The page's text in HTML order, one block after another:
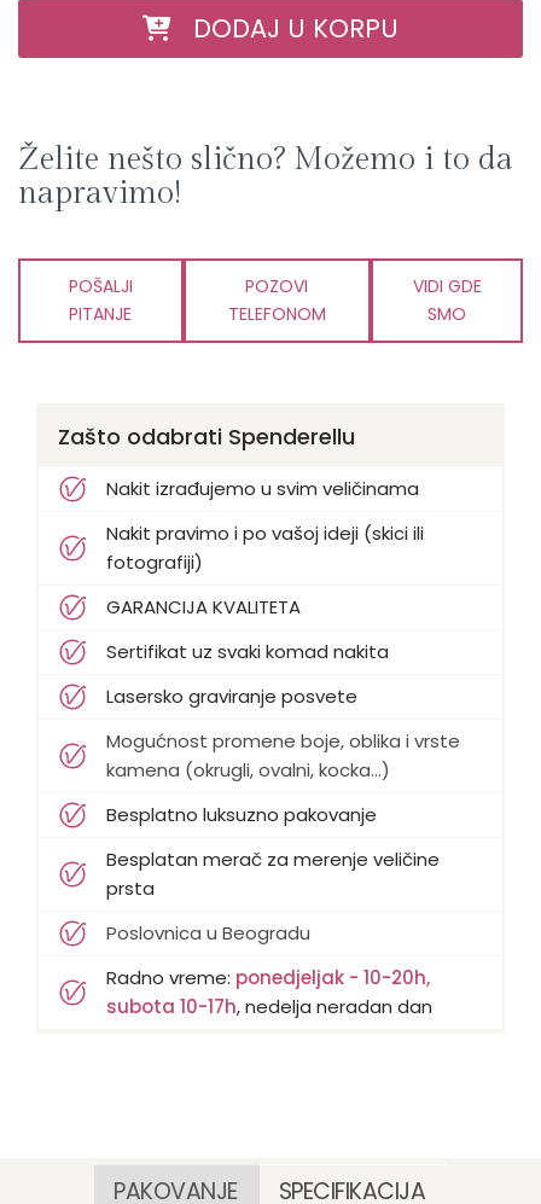
DODAJ U KORPU
Želite nešto slično? Možemo i to da
napravimo!
POŠALJI
PITANJE
POZOVI
TELEFONOM
VIDI GDE
SMO
Zašto odabrati Spenderellu
Nakit izrađujemo u svim veličinama
Nakit pravimo i po vašoj ideji (skici ili
fotografiji)
GARANCIJA KVALITETA
Sertifikat uz svaki komad nakita
Lasersko graviranje posvete
Mogućnost promene boje, oblika i vrste
kamena (okrugli, ovalni, kocka...)
Besplatno luksuzno pakovanje
Besplatan merač za merenje veličine
prsta
Poslovnica u Beogradu
Radno vreme: ponedjeljak - 10-20h,
subota 10-17h, nedelja neradan dan
PAKOVANJE SPECIFIKACIJA